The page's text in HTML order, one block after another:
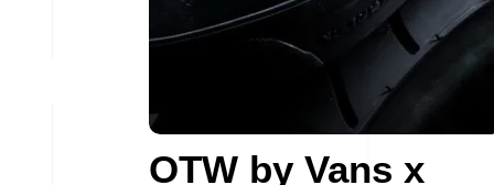
OTW by Vans x